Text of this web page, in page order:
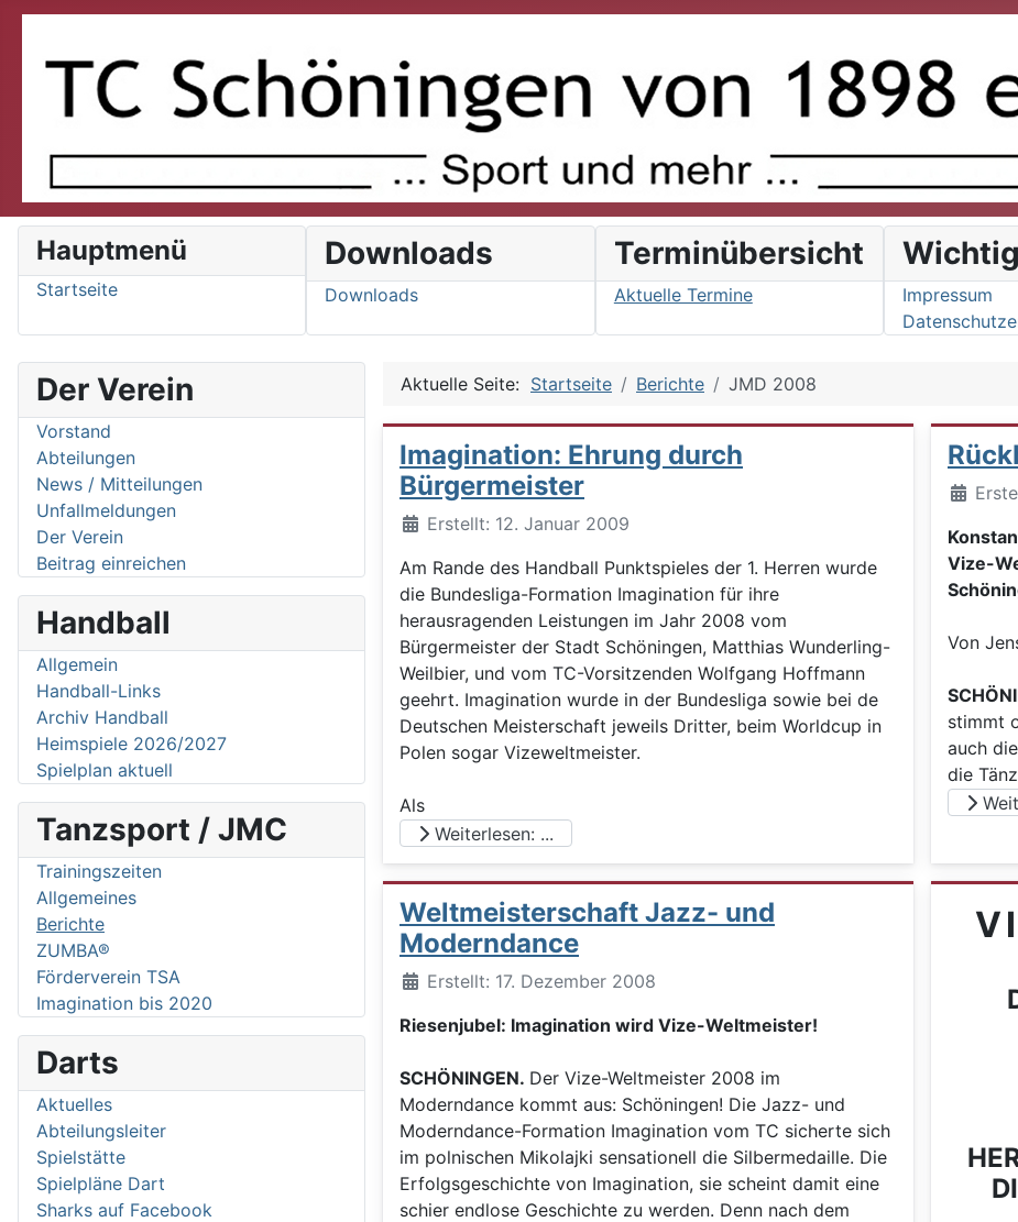
Hauptmenü
Startseite
Downloads
Downloads
Terminübersicht
Aktuelle Termine
Wichtig
Impressum
Der Verein
Vorstand
Abteilungen
News / Mitteilungen
Unfallmeldungen
Der Verein
Beitrag einreichen
Handball
Allgemein
Handball-Links
Archiv Handball
Heimspiele 2026/2027
Spielplan aktuell
Tanzsport / JMC
Trainingszeiten
Allgemeines
Berichte
ZUMBA®
Förderverein TSA
Imagination bis 2020
Darts
Aktuelles
Abteilungsleiter
Spielstätte
Spielpläne Dart
Sharks auf Facebook
Aktuelle Seite: Startseite Berichte JMD 2008
Imagination: Ehrung durch
Bürgermeister
DetailsErstellt: 12. Januar 2009
Am Rande des Handball Punktspieles der 1. Herren wurde
die Bundesliga-Formation Imagination für ihre
herausragenden Leistungen im Jahr 2008 vom
Bürgermeister der Stadt Schöningen, Matthias Wunderling-
Weilbier, und vom TC-Vorsitzenden Wolfgang Hoffmann
geehrt. Imagination wurde in der Bundesliga sowie bei de
Deutschen Meisterschaft jeweils Dritter, beim Worldcup in
Polen sogar Vizeweltmeister.
Als
Weiterlesen: ...
Details
Vize-
Von
stimmt
auch
die
Weltmeisterschaft Jazz- und
Moderndance
DetailsErstellt: 17. Dezember 2008
Riesenjubel: Imagination wird Vize-Weltmeister!
SCHÖNINGEN. Der Vize-Weltmeister 2008 im
Moderndance kommt aus: Schöningen! Die Jazz- und
Moderndance-Formation Imagination vom TC sicherte sich
im polnischen Mikolajki sensationell die Silbermedaille. Die
Erfolgsgeschichte von Imagination, sie scheint damit eine
schier endlose Geschichte zu werden. Denn nach dem